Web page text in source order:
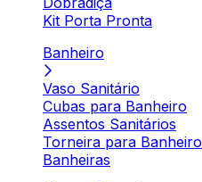
Kit Porta Pronta
Banheiro
Vaso Sanitário
Cubas para Banheiro
Assentos Sanitários
Torneira para Banheiro
Banheiras